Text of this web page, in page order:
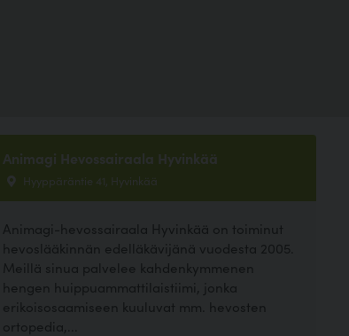
Animagi Hevossairaala Hyvinkää
Hyyppäräntie 41, Hyvinkää
Animagi-hevossairaala Hyvinkää on toiminut
hevoslääkinnän edelläkävijänä vuodesta 2005.
Meillä sinua palvelee kahdenkymmenen
hengen huippuammattilaistiimi, jonka
erikoisosaamiseen kuuluvat mm. hevosten
ortopedia,...